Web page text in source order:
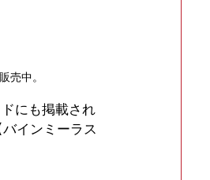
売中。
にも掲載され
インミーラス